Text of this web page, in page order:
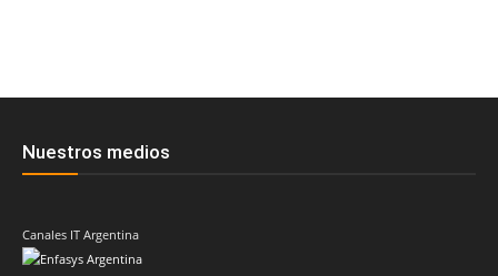
Nuestros medios
Canales IT Argentina